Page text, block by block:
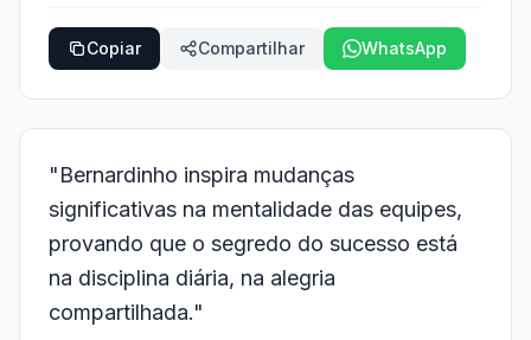
Copiar Compartilhar WhatsApp
"Bernardinho inspira mudanças
significativas na mentalidade das equipes,
provando que o segredo do sucesso está
na disciplina diária, na alegria
compartilhada."